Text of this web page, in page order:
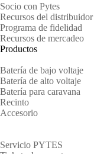
Socio con Pytes
Recursos del distribuidor
Programa de fidelidad
Recursos de mercadeo
Productos
Batería de bajo voltaje
Batería de alto voltaje
Batería para caravana
Recinto
Accesorio
Servicio PYTES